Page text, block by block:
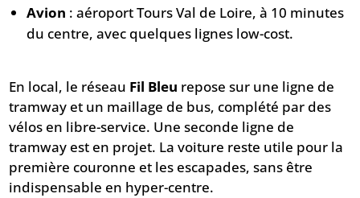
Avion : aéroport Tours Val de Loire, à 10 minutes
du centre, avec quelques lignes low-cost.
En local, le réseau Fil Bleu repose sur une ligne de
tramway et un maillage de bus, complété par des
vélos en libre-service. Une seconde ligne de
tramway est en projet. La voiture reste utile pour la
première couronne et les escapades, sans être
indispensable en hyper-centre.